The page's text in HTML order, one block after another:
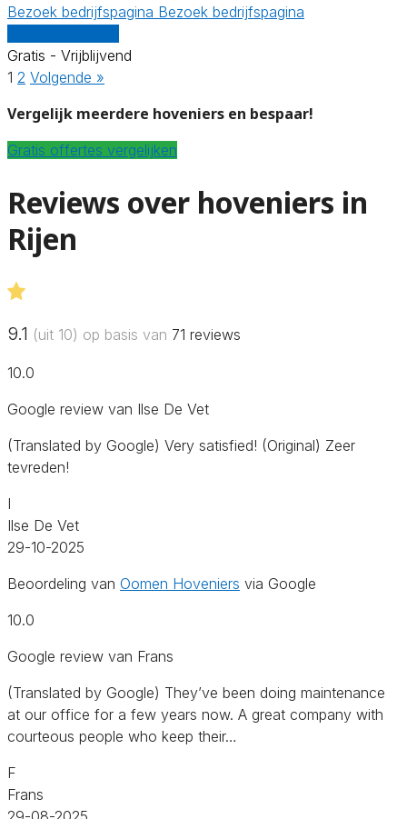
Bezoek bedrijfspagina Bezoek bedrijfspagina
Gratis - Vrijblijvend
1 2 Volgende »
Vergelijk meerdere hoveniers en bespaar!
Gratis offertes vergelijken
Reviews over hoveniers in
Rijen
9.1 (uit 10) op basis van 71 reviews
10.0
Google review van Ilse De Vet
(Translated by Google) Very satisfied! (Original) Zeer
tevreden!
I
Ilse De Vet
29-10-2025
Beoordeling van Oomen Hoveniers via Google
10.0
Google review van Frans
(Translated by Google) They’ve been doing maintenance
at our office for a few years now. A great company with
courteous people who keep their…
F
Frans